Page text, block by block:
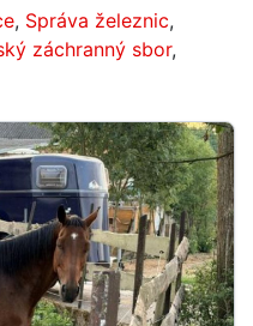
, Správa železnic,
záchranný sbor,